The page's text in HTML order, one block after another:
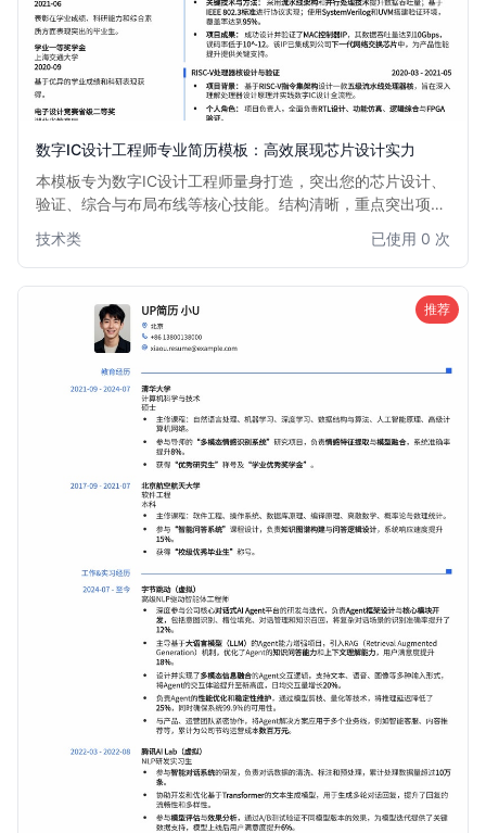
数字IC设计工程师专业简历模板：高效展现芯片设计实力
本模板专为数字IC设计工程师量身打造，突出您的芯片设计、
验证、综合与布局布线等核心技能。结构清晰，重点突出项目
仪的数字IC设计职位面试机会。
技术类 已使用 0 次
推荐